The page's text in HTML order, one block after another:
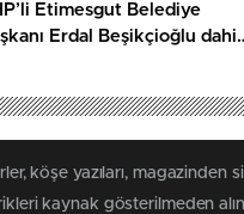
Etimesgut Belediye
Erdal Beşikçioğlu dahil
köşe yazıları,
kaynak gösterilmeden